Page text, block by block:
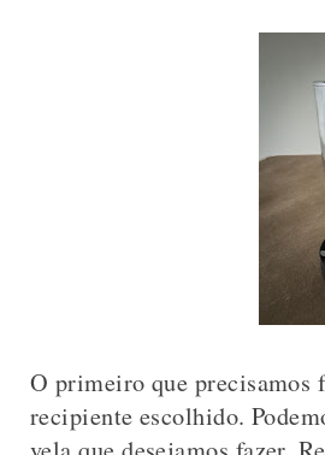
O primeiro que precisamos
recipiente escolhido.